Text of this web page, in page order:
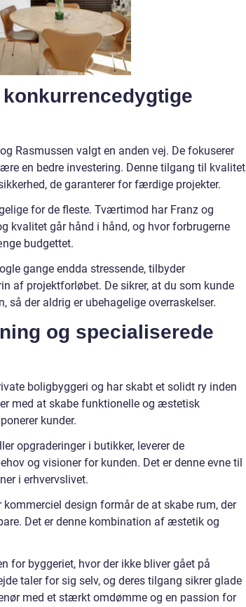
Rasmussen valgt en anden vej. De fokuserer
en bedre investering. Denne tilgang til kvalitet
de garanterer for færdige projekter.
for de fleste. Tværtimod har Franz og
kvalitet går hånd i hånd, og hvor forbrugerne
budgettet.
gange endda stressende, tilbyder
af projektforløbet. De sikrer, at du som kunde
der aldrig er ubehagelige overraskelser.
og specialiserede
boligbyggeri og har skabt et solidt ry inden
med at skabe funktionelle og æstetisk
kunder.
opgraderinger i butikker, leverer de
og visioner for kunden. Det er denne evne til
i erhvervslivet.
design formår de at skabe rum, der
Det er denne kombination af æstetik og
for byggeriet, hvor der ikke bliver gået på
taler for sig selv, og deres tilgang sikrer glade
med et stærkt omdømme og en passion for